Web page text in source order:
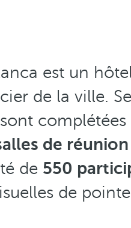
est un
de la ville.
de réunion
de 550
de